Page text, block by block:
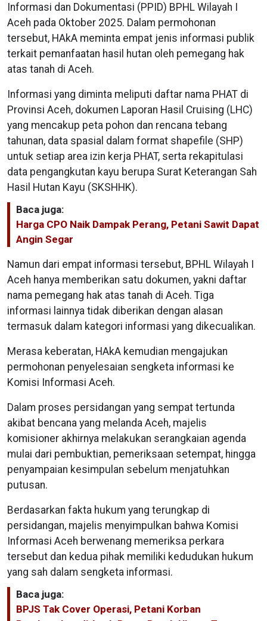
Informasi dan Dokumentasi (PPID) BPHL Wilayah I
Aceh pada Oktober 2025. Dalam permohonan
tersebut, HAkA meminta empat jenis informasi publik
terkait pemanfaatan hasil hutan oleh pemegang hak
atas tanah di Aceh.
Informasi yang diminta meliputi daftar nama PHAT di
Provinsi Aceh, dokumen Laporan Hasil Cruising (LHC)
yang mencakup peta pohon dan rencana tebang
tahunan, data spasial dalam format shapefile (SHP)
untuk setiap area izin kerja PHAT, serta rekapitulasi
data pengangkutan kayu berupa Surat Keterangan Sah
Hasil Hutan Kayu (SKSHHK).
Baca juga:
Harga CPO Naik Dampak Perang, Petani Sawit Dapat
Angin Segar
Namun dari empat informasi tersebut, BPHL Wilayah I
Aceh hanya memberikan satu dokumen, yakni daftar
nama pemegang hak atas tanah di Aceh. Tiga
informasi lainnya tidak diberikan dengan alasan
termasuk dalam kategori informasi yang dikecualikan.
Merasa keberatan, HAkA kemudian mengajukan
permohonan penyelesaian sengketa informasi ke
Komisi Informasi Aceh.
Dalam proses persidangan yang sempat tertunda
akibat bencana yang melanda Aceh, majelis
komisioner akhirnya melakukan serangkaian agenda
mulai dari pembuktian, pemeriksaan setempat, hingga
penyampaian kesimpulan sebelum menjatuhkan
putusan.
Berdasarkan fakta hukum yang terungkap di
persidangan, majelis menyimpulkan bahwa Komisi
Informasi Aceh berwenang memeriksa perkara
tersebut dan kedua pihak memiliki kedudukan hukum
yang sah dalam sengketa informasi.
Baca juga:
BPJS Tak Cover Operasi, Petani Korban